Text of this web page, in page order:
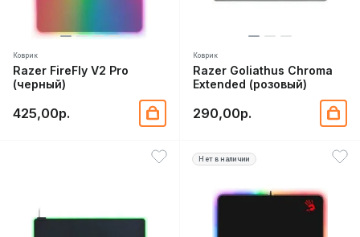
Коврик
Razer FireFly V2 Pro
(черный)
425,00р.
Коврик
Razer Goliathus Chroma
Extended (розовый)
290,00р.
Нет в наличии